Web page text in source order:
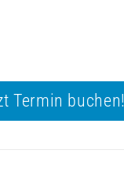
Termin buchen!